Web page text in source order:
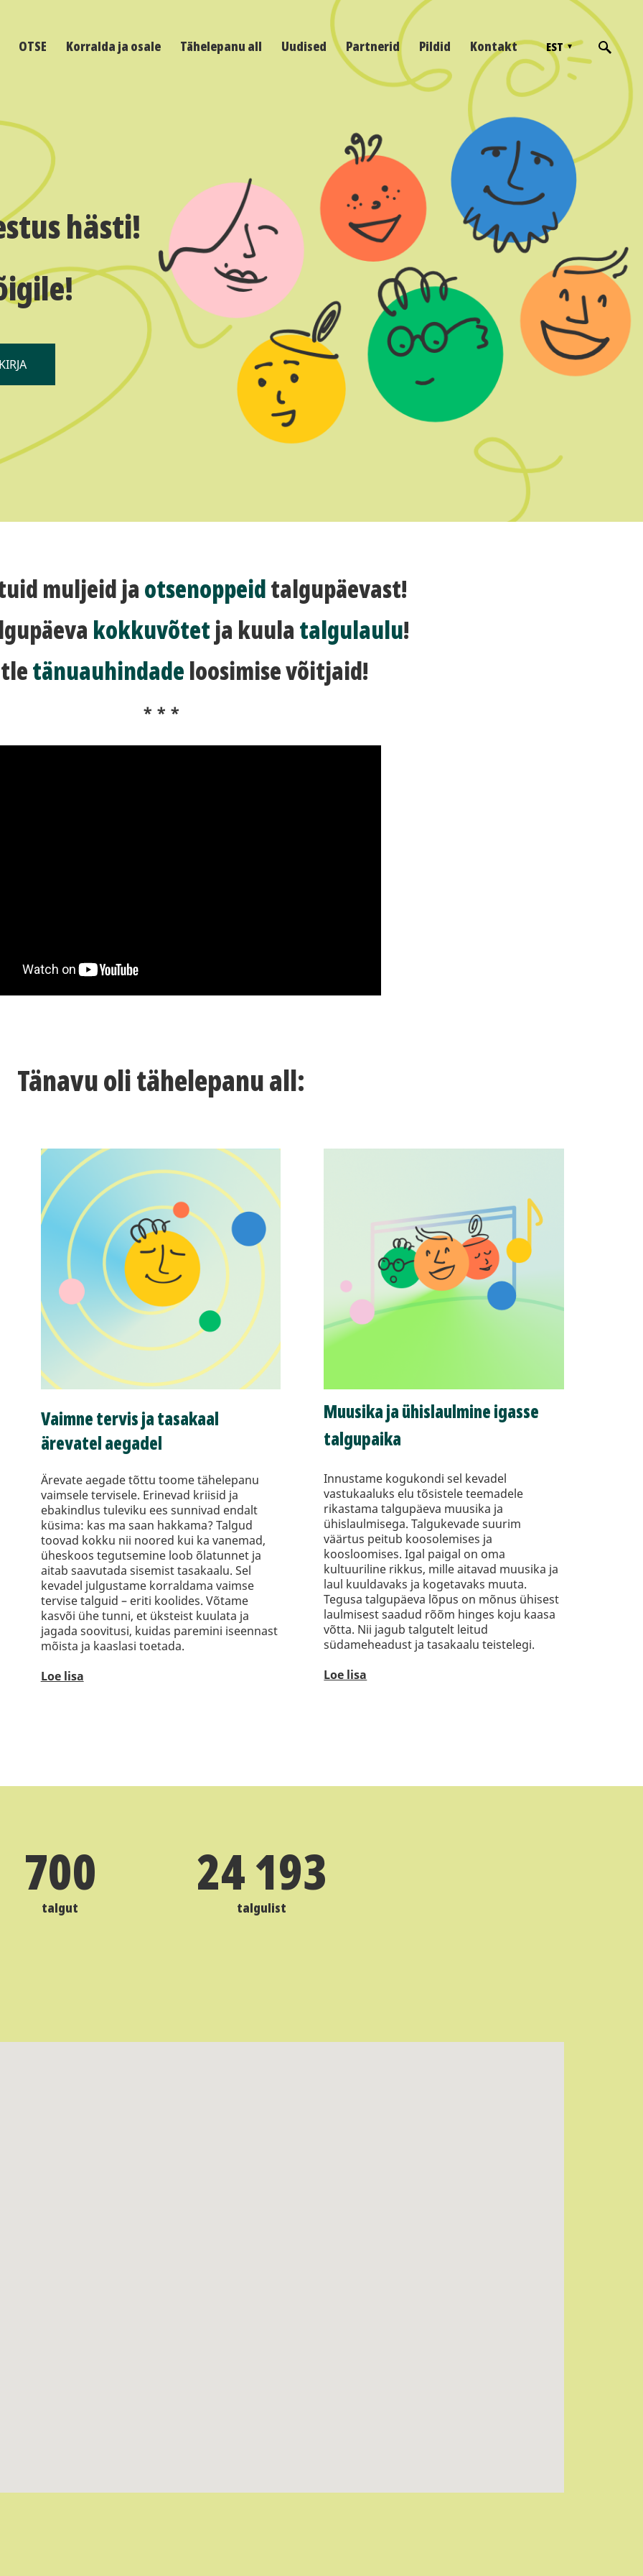
OTSE Korralda ja osale Tähelepanu all Uudised Partnerid Pildid Kontakt EST
hästi!
muljeid ja otsenoppeidtalgupäevast!
kokkuvõtet ja kuula talgulaulu!
tänuauhindade loosimise võitjaid!
* * *
Tänavu oli tähelepanu all:
Vaimne tervis ja tasakaal
ärevatel aegadel
Ärevate aegade tõttu toome tähelepanu
vaimsele tervisele. Erinevad kriisid ja
ebakindlus tuleviku ees sunnivad endalt
küsima: kas ma saan hakkama? Talgud
toovad kokku nii noored kui ka vanemad,
üheskoos tegutsemine loob õlatunnet ja
aitab saavutada sisemist tasakaalu. Sel
kevadel julgustame korraldama vaimse
tervise talguid – eriti koolides. Võtame
kasvõi ühe tunni, et üksteist kuulata ja
jagada soovitusi, kuidas paremini iseennast
mõista ja kaaslasi toetada.
Loe lisa
Muusika ja ühislaulmine igasse
talgupaika
Innustame kogukondi sel kevadel
vastukaaluks elu tõsistele teemadele
rikastama talgupäeva muusika ja
ühislaulmisega. Talgukevade suurim
väärtus peitub koosolemises ja
koosloomises. Igal paigal on oma
kultuuriline rikkus, mille aitavad muusika ja
laul kuuldavaks ja kogetavaks muuta.
Tegusa talgupäeva lõpus on mõnus ühisest
laulmisest saadud rõõm hinges koju kaasa
võtta. Nii jagub talgutelt leitud
südameheadust ja tasakaalu teistelegi.
Loe lisa
700
talgut
24 193
talgulist